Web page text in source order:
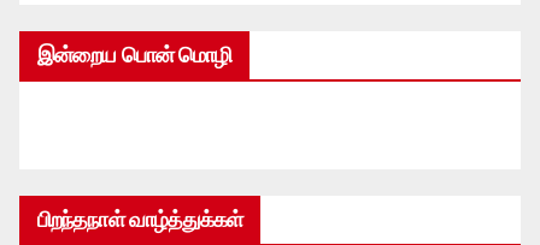
இன்றைய பொன் மொழி
பிறந்தநாள் வாழ்த்துக்கள்